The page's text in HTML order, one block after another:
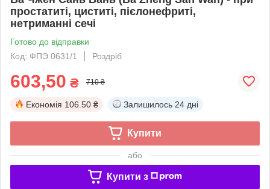
простатиті, циститі, пієлонефриті,
нетриманні сечі
Готово до відправки
Код: ФПЭ 0631/1
Роздріб
603,50 ₴ 710 ₴
Економія 106.50 ₴ Залишилось 24 дні
Купити
або
Купити з